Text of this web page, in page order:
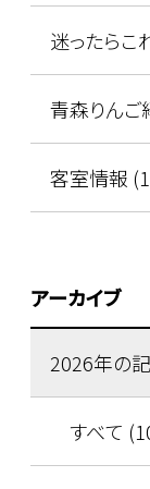
迷ったらこ
青森りんご
客室情報
アーカイブ
2026年の
すべて